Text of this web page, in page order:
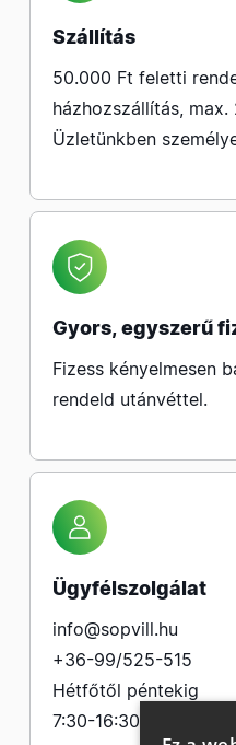
Szállítás
50.000 Ft feletti
házhozszállítás,
Üzletünkben
Gyors, egyszerű
Fizess kényelmesen
rendeld utánvéttel.
Ügyfélszolgálat
info@sopvill.hu
+36-99/525-515
Hétfőtől péntekig
7:30-16:30